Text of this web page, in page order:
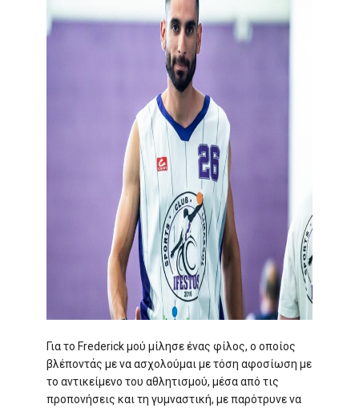
Για το Frederick μού μίλησε ένας φίλος, ο οποίος
βλέποντάς με να ασχολούμαι με τόση αφοσίωση με
το αντικείμενο του αθλητισμού, μέσα από τις
προπονήσεις και τη γυμναστική, με παρότρυνε να